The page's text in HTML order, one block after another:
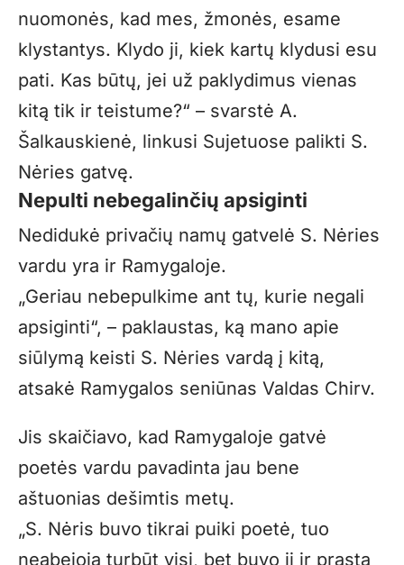
nuomonės, kad mes, žmonės, esame
klystantys. Klydo ji, kiek kartų klydusi esu
pati. Kas būtų, jei už paklydimus vienas
kitą tik ir teistume?“ – svarstė A.
Šalkauskienė, linkusi Sujetuose palikti S.
Nėries gatvę.
Nepulti nebegalinčių apsiginti
Nedidukė privačių namų gatvelė S. Nėries
vardu yra ir Ramygaloje.
„Geriau nebepulkime ant tų, kurie negali
apsiginti“, – paklaustas, ką mano apie
siūlymą keisti S. Nėries vardą į kitą,
atsakė Ramygalos seniūnas Valdas Chirv.
Jis skaičiavo, kad Ramygaloje gatvė
poetės vardu pavadinta jau bene
aštuonias dešimtis metų.
„S. Nėris buvo tikrai puiki poetė, tuo
neabejoja turbūt visi, bet buvo ji ir prasta